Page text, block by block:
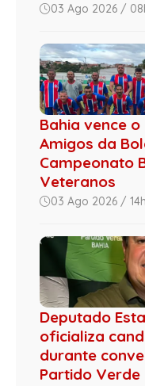
03 Ago 2026 /
Bahia vence
Amigos da
Campeonato
Veteranos
03 Ago 2026 /
Deputado
oficializa
durante
Partido Verde